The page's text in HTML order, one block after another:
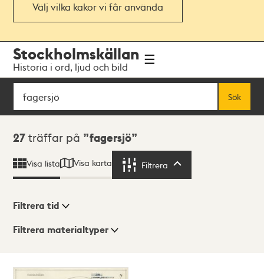
Välj vilka kakor vi får använda
navigationen
huvudinnehållet
Stockholmskällan
Historia i ord, ljud och bild
Sök
Sök
Sökresultat
27 träffar på fagersjö
Visa lista Visa karta Filtrera
Visningsläge
Filtrera tid
Filtrera materialtyper
träffar